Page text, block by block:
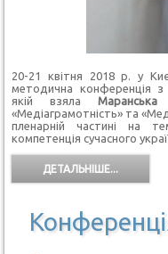
20-21 квітня 2018 р. у
методична конференція з
якій взялаМаранська
«Медіаграмотність» та
пленарній частині на
компетенція сучасного
ДЕТАЛЬНІШЕ...